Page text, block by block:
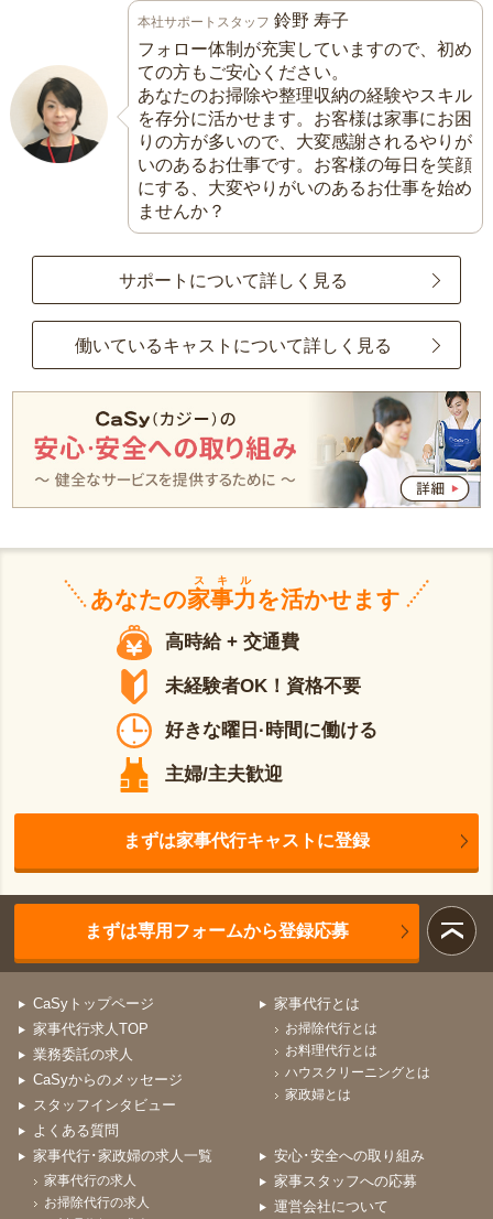
本社サポートスタッフ 鈴野 寿子
フォロー体制が充実していますので、初め
ての方もご安心ください。
あなたのお掃除や整理収納の経験やスキル
を存分に活かせます。お客様は家事にお困
りの方が多いので、大変感謝されるやりが
いのあるお仕事です。お客様の毎日を笑顔
にする、大変やりがいのあるお仕事を始め
ませんか？
サポートについて詳しく見る
働いているキャストについて詳しく見る
あなたの家事力
スキル
を活かせます
高時給 + 交通費
未経験者OK！資格不要
好きな曜日·時間に働ける
主婦/主夫歓迎
まずは家事代行キャストに登録
まずは専用フォームから登録応募
CaSyトップページ
家事代行求人TOP
業務委託の求人
CaSyからのメッセージ
スタッフインタビュー
よくある質問
家事代行とは
お掃除代行とは
お料理代行とは
ハウスクリーニングとは
家政婦とは
家事代行･家政婦の求人一覧
家事代行の求人
お掃除代行の求人
安心･安全への取り組み
家事スタッフへの応募
運営会社について